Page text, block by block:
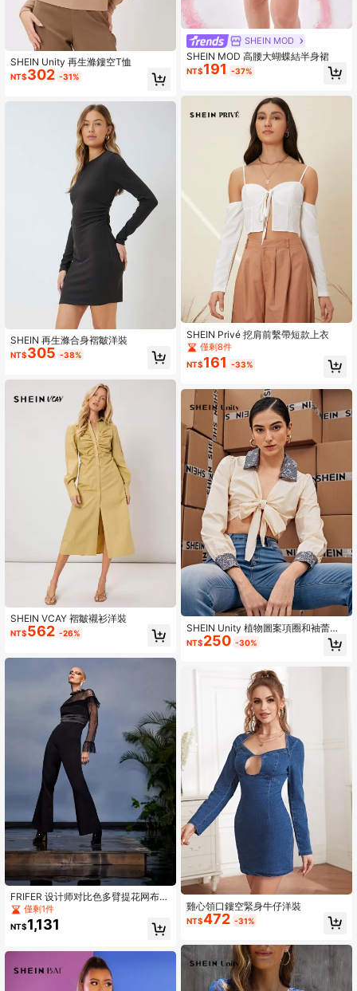
SHEIN Unity 再生滌鏤空T恤
NT$302 -31%
SHEIN 再生滌合身褶皺洋裝
NT$305 -38%
SHEIN VCAY 褶皺襯衫洋裝
NT$562 -26%
FRIFER 设计师对比色多臂提花网布拼
接荷叶边袖子荷叶边饰边喇叭腿连体
裤
僅剩1件
NT$1,131
SHEIN MOD
SHEIN MOD 高腰大蝴蝶結半身裙
NT$191 -37%
SHEIN Privé 挖肩前繫帶短款上衣
僅剩8件
NT$161 -33%
SHEIN Unity 植物圖案項圈和袖蕾絲
上衣
NT$250 -30%
雞心領口鏤空緊身牛仔洋裝
NT$472 -31%